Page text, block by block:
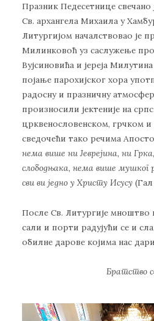
Празник Педесетнице свечано
Св. архангела Михаила у
Литургијом началствовао је
Милинковоћ уз саслужење
Вујсиновића и јереја
појање парохијског хора
радосну и празничну
произносили јектеније на
црквенословенском, грчком и
сведочећи тако речима
нема више ни Јеврејина, ни
слободњака, нема више мушког
сви ви једно у Христу Исусу (Гал
После Св. Литургије мноштво
сали и порти радујући се и
обилне дарове којима нас
Братство